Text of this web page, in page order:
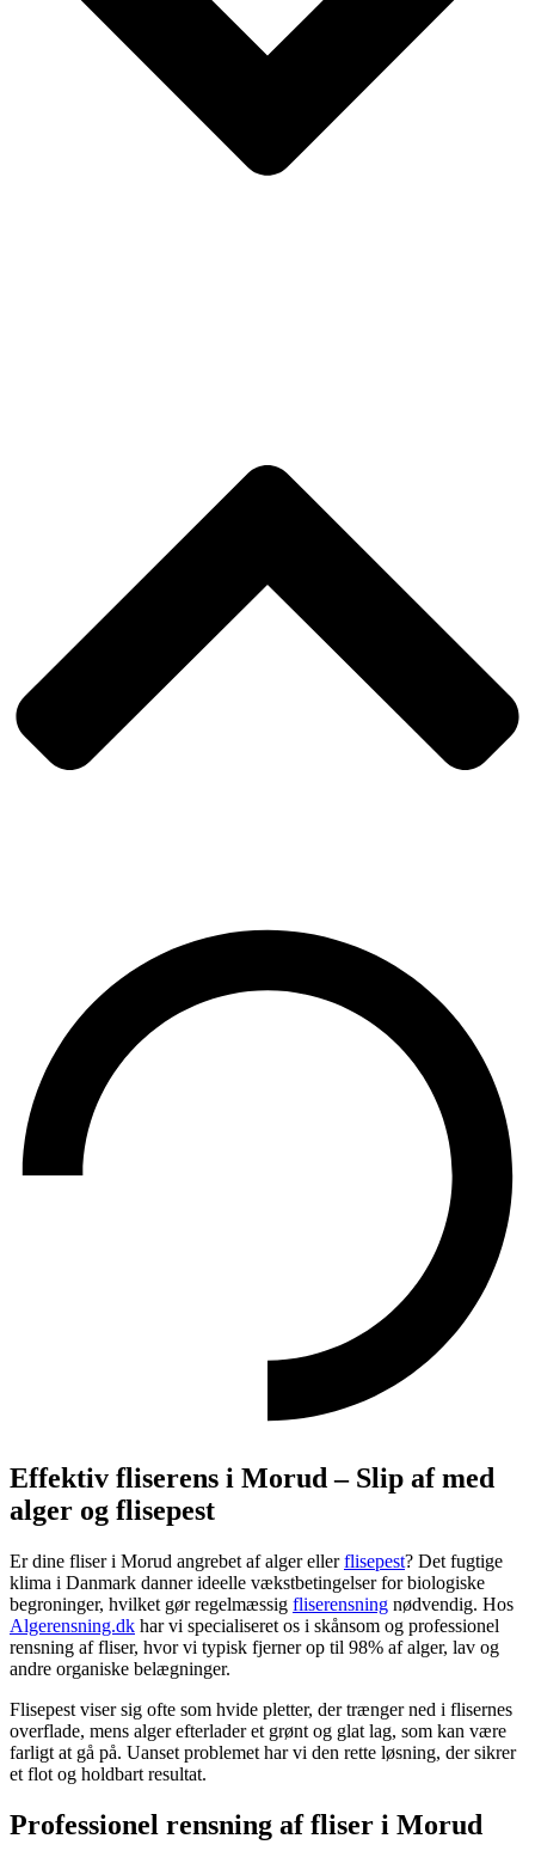
Effektiv fliserens i Morud – Slip af med
alger og flisepest
Er dine fliser i Morud angrebet af alger ellerflisepest? Det fugtige
klima i Danmark danner ideelle vækstbetingelser for biologiske
begroninger, hvilket gør regelmæssig fliserensning nødvendig. Hos
Algerensning.dk har vi specialiseret os i skånsom og professionel
rensning af fliser, hvor vi typisk fjerner op til 98% af alger, lav og
andre organiske belægninger.
Flisepest viser sig ofte som hvide pletter, der trænger ned i flisernes
overflade, mens alger efterlader et grønt og glat lag, som kan være
farligt at gå på. Uanset problemet har vi den rette løsning, der sikrer
et flot og holdbart resultat.
Professionel rensning af fliser i Morud